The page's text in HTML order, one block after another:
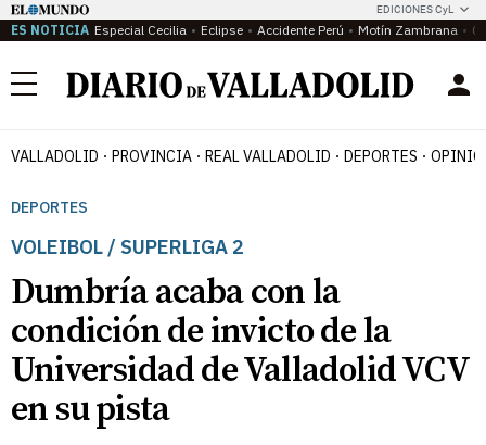
EDICIONES CyL
ES NOTICIA Especial Cecilia Eclipse Accidente Perú Motín Zambrana
Menú
VALLADOLID PROVINCIA REAL VALLADOLID DEPORTES
DEPORTES
VOLEIBOL / SUPERLIGA 2
Dumbría acaba con la
condición de invicto de la
Universidad de Valladolid VCV
en su pista